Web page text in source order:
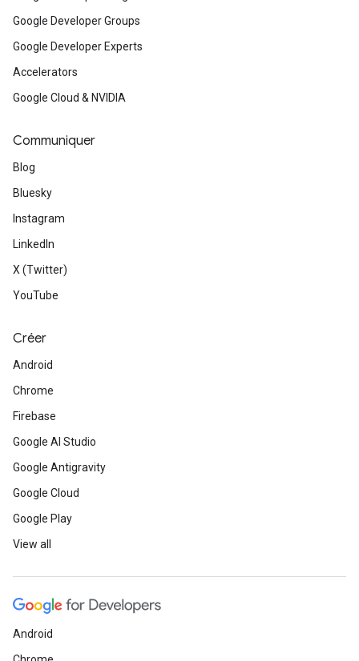
Google Developer Groups
Google Developer Experts
Accelerators
Google Cloud & NVIDIA
Communiquer
Blog
Bluesky
Instagram
LinkedIn
X (Twitter)
YouTube
Créer
Android
Chrome
Firebase
Google AI Studio
Google Antigravity
Google Cloud
Google Play
View all
Android